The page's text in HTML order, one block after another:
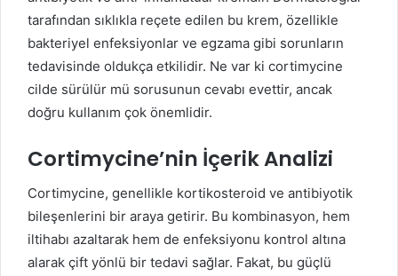
tarafından sıklıkla reçete edilen bu krem, özellikle
bakteriyel enfeksiyonlar ve egzama gibi sorunların
tedavisinde oldukça etkilidir. Ne var ki cortimycine
cilde sürülür mü sorusunun cevabı evettir, ancak
doğru kullanım çok önemlidir.
Cortimycine’nin İçerik Analizi
Cortimycine, genellikle kortikosteroid ve antibiyotik
bileşenlerini bir araya getirir. Bu kombinasyon, hem
iltihabı azaltarak hem de enfeksiyonu kontrol altına
alarak çift yönlü bir tedavi sağlar. Fakat, bu güçlü